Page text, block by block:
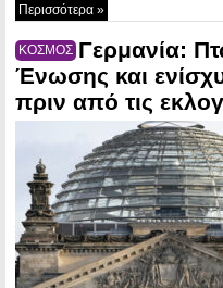
Περισσότερα »
ΚΟΣΜΟΣ Γερμανία:
Ένωσης και
πριν από τις